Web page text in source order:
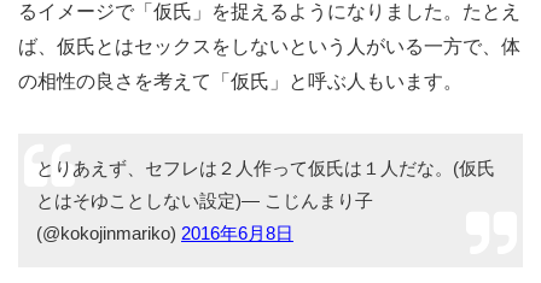
るイメージで「仮氏」を捉えるようになりました。たとえ
ば、仮氏とはセックスをしないという人がいる一方で、体
の相性の良さを考えて「仮氏」と呼ぶ人もいます。
とりあえず、セフレは２人作って仮氏は１人だな。(仮氏
とはそゆことしない設定)— こじんまり子
(@kokojinmariko) 2016年6月8日